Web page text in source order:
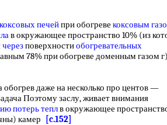
коксовых печейпри обогреве коксовым
в окружающее пространство 10% (из
поверхностиобогревательных
78% при обогреве доменным газом
обогрев даже на несколько про центов —
Поэтому заслу, живает внимания
потерь теплв окружающее
камер
[c.152]